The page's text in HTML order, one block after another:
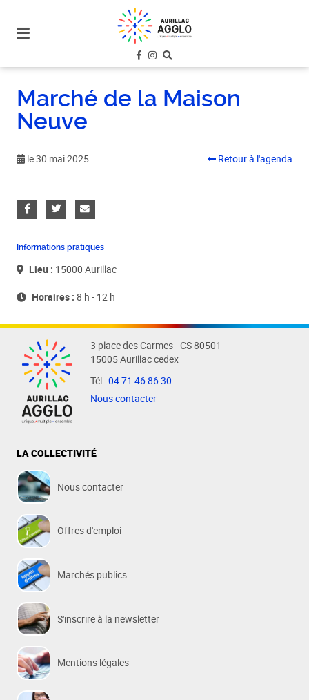
site
menu
aller au
contenu
Marché de la Maison
Neuve
le 30 mai 2025 Retour à l'agenda
Informations pratiques
Lieu : 15000 Aurillac
Horaires : 8 h - 12 h
3 place des Carmes - CS 80501
15005 Aurillac cedex
Tél :04 71 46 86 30
Nous contacter
LA COLLECTIVITÉ
Nous contacter
Offres d'emploi
Marchés publics
S'inscrire à la newsletter
Mentions légales